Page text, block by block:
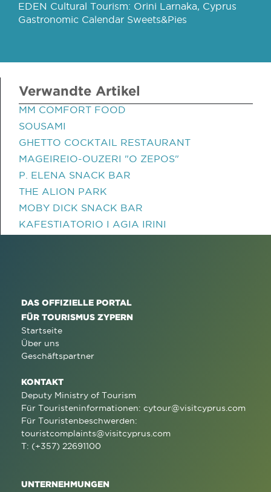
EDEN Cultural Tourism: Orini Larnaka, Cyprus
Gastronomic Calendar Sweets&Pies
Verwandte Artikel
MM COMFORT FOOD
SOUSAMI
GHETTO COCKTAIL RESTAURANT
MAGEIREIO-OUZERI "O ZEPOS"
P. ELENA SNACK BAR
THE ALION PARK
MOBY DICK SNACK BAR
KAFESTIATORIO I AGIA IRINI
DAS OFFIZIELLE PORTAL
FÜR TOURISMUS ZYPERN
Startseite
Über uns
Geschäftspartner
KONTAKT
Deputy Ministry of Tourism
Für Touristeninformationen: cytour@visitcyprus.com
Für Touristenbeschwerden:
touristcomplaints@visitcyprus.com
T: (+357) 22691100
UNTERNEHMUNGEN